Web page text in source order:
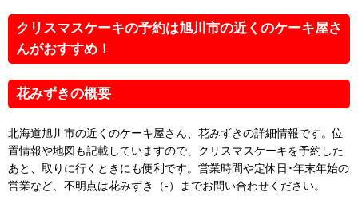
クリスマスケーキの予約は旭川市の近くのケーキ屋さ
んがおすすめ！
花みずきの概要
北海道旭川市の近くのケーキ屋さん、花みずきの詳細情報です。位
置情報や地図も記載していますので、クリスマスケーキを予約した
あと、取りに行くときにも便利です。営業時間や定休日･年末年始の
営業など、不明点は花みずき（-）までお問い合わせください。